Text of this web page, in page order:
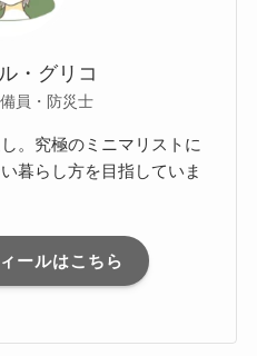
・グリコ
員・防災士
。究極のミニマリストに
暮らし方を目指していま
ールはこちら